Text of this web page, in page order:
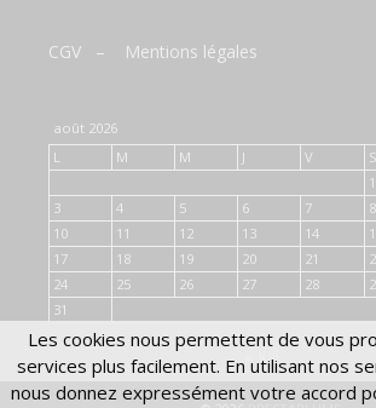
CGV – Mentions légales
août 2026
L
M M J V S
1
3
4 5 6 7 8
10
11 12 13 14
17
18 19 20 21
24
25 26 27 28
31
« Juil
Les cookies nous permettent de vous
services plus facilement. En utilisant nos
nous donnez expressément votre accord